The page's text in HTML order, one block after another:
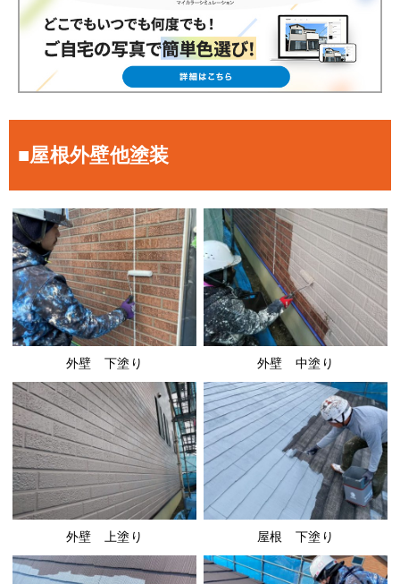
■屋根外壁他塗装
外壁 下塗り 外壁 中塗り
外壁 上塗り 屋根 下塗り